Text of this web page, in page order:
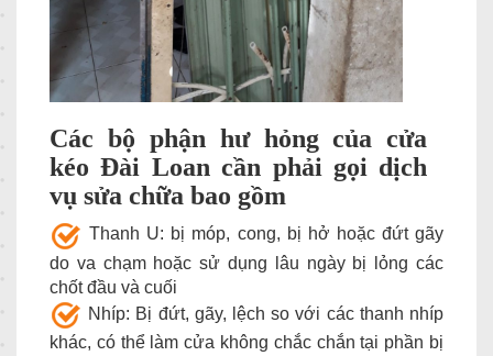
Các bộ phận hư hỏng của cửa
kéo Đài Loan cần phải gọi dịch
vụ sửa chữa bao gồm
Thanh U: bị móp, cong, bị hở hoặc đứt gãy
do va chạm hoặc sử dụng lâu ngày bị lỏng các
chốt đầu và cuối
Nhíp: Bị đứt, gãy, lệch so với các thanh nhíp
khác, có thể làm cửa không chắc chắn tại phần bị